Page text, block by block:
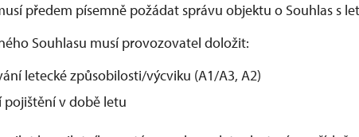
předem písemně požádat správu objektu o Souhlas s
Souhlasu musí provozovatel doložit:
letecké způsobilosti/výcviku (A1/A3, A2)
v době letu